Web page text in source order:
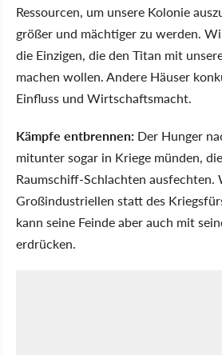
Ressourcen, um unsere Kolonie
größer und mächtiger zu werden.
die Einzigen, die den Titan mit
machen wollen. Andere Häuser
Einfluss und Wirtschaftsmacht.
Kämpfe entbrennen: Der Hunger
mitunter sogar in Kriege münden,
Raumschiff-Schlachten ausfechten.
Großindustriellen statt des
kann seine Feinde aber auch mit
erdrücken.